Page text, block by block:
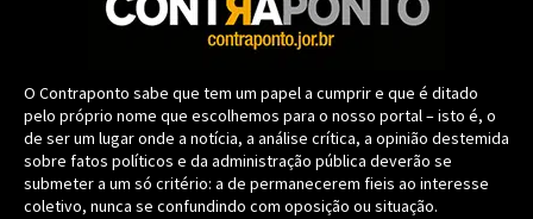
O Contraponto sabe que tem um papel a cumprir e que é ditado
pelo próprio nome que escolhemos para o nosso portal – isto é, o
de ser um lugar onde a notícia, a análise crítica, a opinião destemida
sobre fatos políticos e da administração pública deverão se
submeter a um só critério: a de permanecerem fieis ao interesse
coletivo, nunca se confundindo com oposição ou situação.